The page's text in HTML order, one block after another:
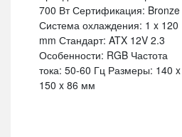
700 Вт Сертификация: Bronze
Система охлаждения: 1 x 120
mm Стандарт: ATX 12V 2.3
Особенности: RGB Частота
тока: 50-60 Гц Размеры: 140 x
150 x 86 мм